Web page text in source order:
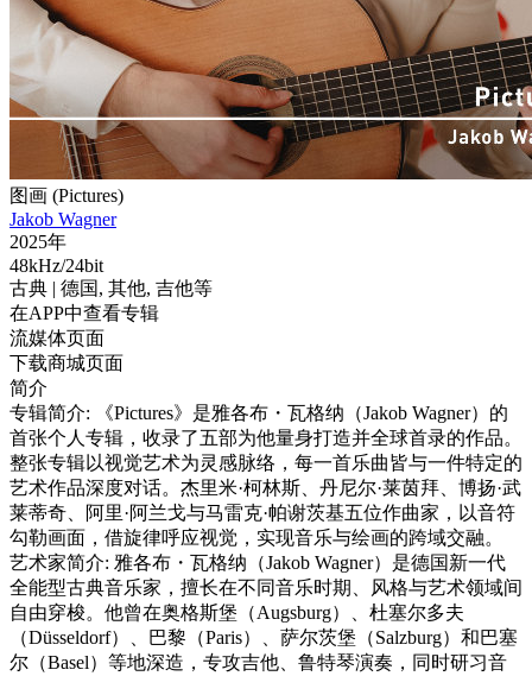
图画 (Pictures)
Jakob Wagner
2025年
48kHz/24bit
古典 | 德国, 其他, 吉他等
在APP中查看专辑
流媒体页面
下载商城页面
简介
专辑简介: 《Pictures》是雅各布・瓦格纳（Jakob Wagner）的
首张个人专辑，收录了五部为他量身打造并全球首录的作品。
整张专辑以视觉艺术为灵感脉络，每一首乐曲皆与一件特定的
艺术作品深度对话。杰里米·柯林斯、丹尼尔·莱茵拜、博扬·武
莱蒂奇、阿里·阿兰戈与马雷克·帕谢茨基五位作曲家，以音符
勾勒画面，借旋律呼应视觉，实现音乐与绘画的跨域交融。
艺术家简介: 雅各布・瓦格纳（Jakob Wagner）是德国新一代
全能型古典音乐家，擅长在不同音乐时期、风格与艺术领域间
自由穿梭。他曾在奥格斯堡（Augsburg）、杜塞尔多夫
（Düsseldorf）、巴黎（Paris）、萨尔茨堡（Salzburg）和巴塞
尔（Basel）等地深造，专攻吉他、鲁特琴演奏，同时研习音